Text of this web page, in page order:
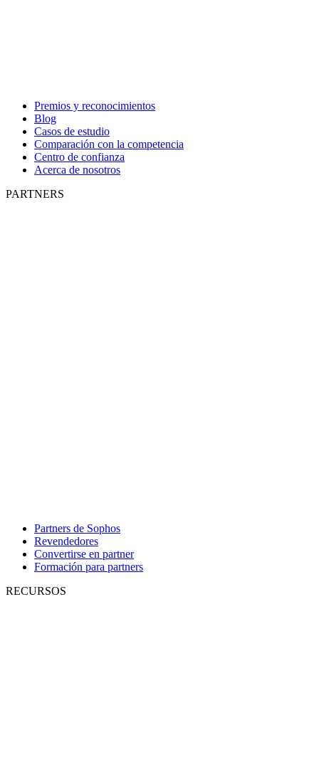
Premios y reconocimientos
Blog
Casos de estudio
Comparación con la competencia
Centro de confianza
Acerca de nosotros
PARTNERS
Partners de Sophos
Revendedores
Convertirse en partner
Formación para partners
RECURSOS